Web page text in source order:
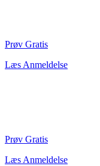
Prøv Gratis
Læs Anmeldelse
Prøv Gratis
Læs Anmeldelse